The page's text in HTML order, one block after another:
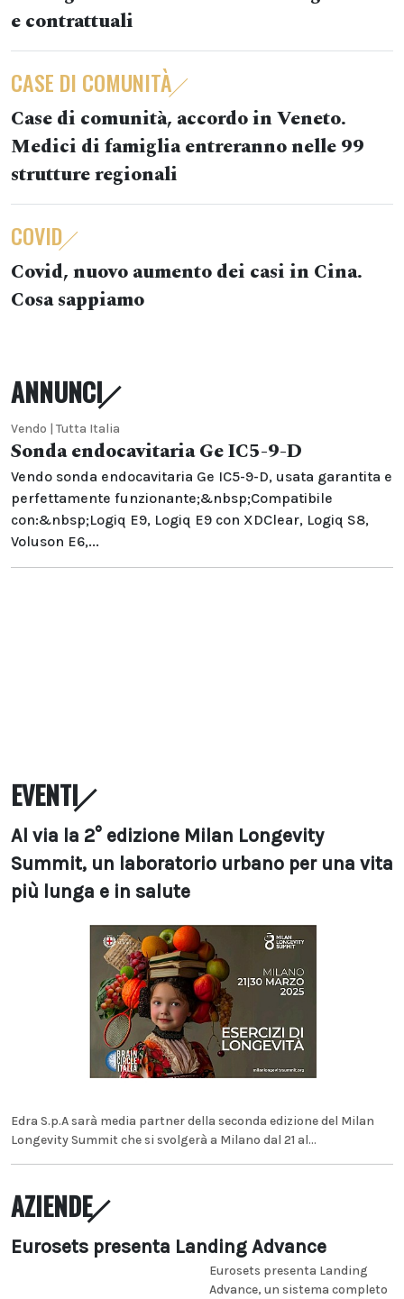
e contrattuali
CASE DI COMUNITÀ
Case di comunità, accordo in Veneto.
Medici di famiglia entreranno nelle 99
strutture regionali
COVID
Covid, nuovo aumento dei casi in Cina.
Cosa sappiamo
ANNUNCI
Vendo | Tutta Italia
Sonda endocavitaria Ge IC5-9-D
Vendo sonda endocavitaria Ge IC5-9-D, usata garantita e
perfettamente funzionante;&nbsp;Compatibile
con:&nbsp;Logiq E9, Logiq E9 con XDClear, Logiq S8,
Voluson E6,...
EVENTI
Al via la 2° edizione Milan Longevity
Summit, un laboratorio urbano per una vita
più lunga e in salute
Edra S.p.A sarà media partner della seconda edizione del Milan
Longevity Summit che si svolgerà a Milano dal 21 al...
AZIENDE
Eurosets presenta Landing Advance
Eurosets presenta Landing
Advance, un sistema completo